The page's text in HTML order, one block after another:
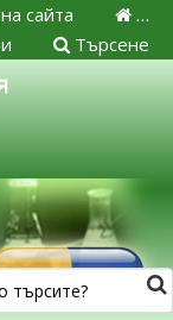
…
сайта
Търсене